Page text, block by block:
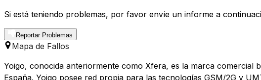
Si está teniendo problemas, por favor envíe un informe a
Reportar Problemas
Mapa de Fallos
Yoigo, conocida anteriormente como Xfera, es la marca comercial
España. Yoigo posee red propia para las tecnologías GSM/2G y